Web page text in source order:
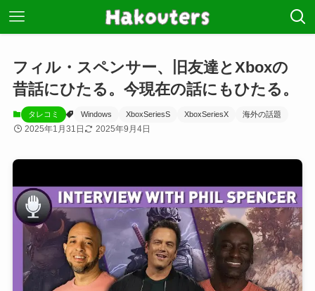
フィル・スペンサー、旧友達とXboxの
昔話にひたる。今現在の話にもひたる。
タレコミ Windows XboxSeriesS XboxSeriesX 海外の話題
2025年1月31日 2025年9月4日